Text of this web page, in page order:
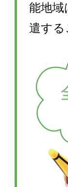
能地域
遣する